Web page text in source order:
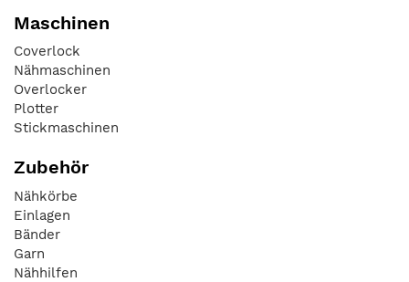
Maschinen
Coverlock
Nähmaschinen
Overlocker
Plotter
Stickmaschinen
Zubehör
Nähkörbe
Einlagen
Bänder
Garn
Nähhilfen